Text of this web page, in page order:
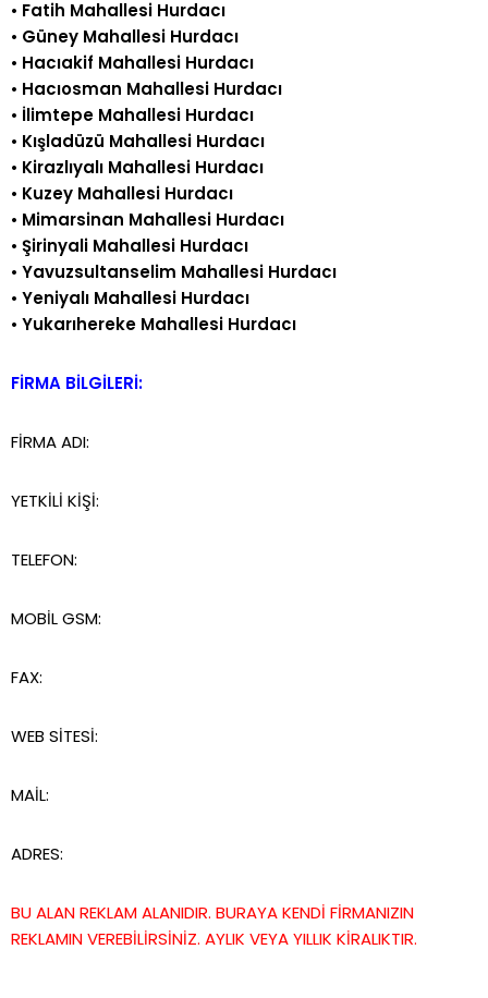
• Fatih Mahallesi Hurdacı
• Güney Mahallesi Hurdacı
• Hacıakif Mahallesi Hurdacı
• Hacıosman Mahallesi Hurdacı
• İlimtepe Mahallesi Hurdacı
• Kışladüzü Mahallesi Hurdacı
• Kirazlıyalı Mahallesi Hurdacı
• Kuzey Mahallesi Hurdacı
• Mimarsinan Mahallesi Hurdacı
• Şirinyali Mahallesi Hurdacı
• Yavuzsultanselim Mahallesi Hurdacı
• Yeniyalı Mahallesi Hurdacı
• Yukarıhereke Mahallesi Hurdacı
FİRMA BİLGİLERİ:
FİRMA ADI:
YETKİLİ KİŞİ:
TELEFON:
MOBİL GSM:
FAX:
WEB SİTESİ:
MAİL:
ADRES:
BU ALAN REKLAM ALANIDIR. BURAYA KENDİ FİRMANIZIN
REKLAMIN VEREBİLİRSİNİZ. AYLIK VEYA YILLIK KİRALIKTIR.